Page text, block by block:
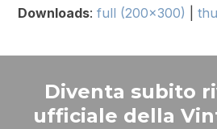
Downloads:full (200x300) |
Diventa subito
ufficiale della